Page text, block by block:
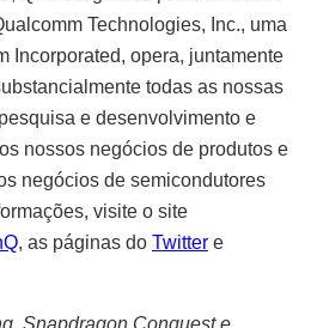
Technologies, Inc., uma
Incorporated, opera, juntamente
todas as nossas
e desenvolvimento e
nossos negócios de produtos e
negócios de semicondutores
visite o site
, as páginas do Twitter e
Snapdragon Conquest e